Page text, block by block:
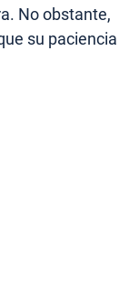
No obstante,
su paciencia